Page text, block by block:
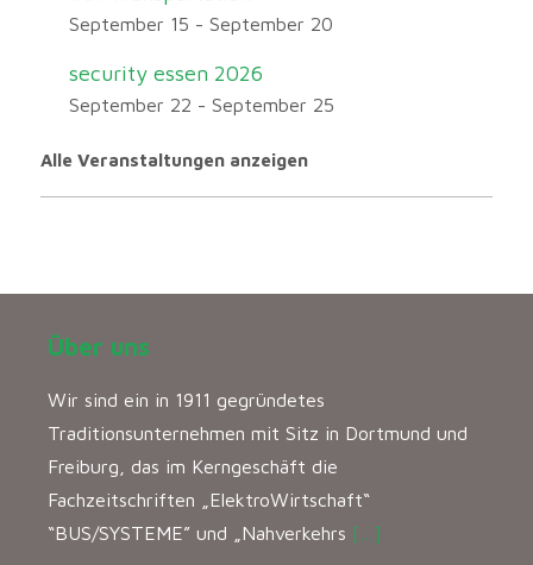
September 15 - September 20
security essen 2026
September 22 - September 25
Alle Veranstaltungen anzeigen
Über uns
Wir sind ein in 1911 gegründetes
Traditionsunternehmen mit Sitz in Dortmund und
Freiburg, das im Kerngeschäft die
Fachzeitschriften „ElektroWirtschaft“
“BUS/SYSTEME” und „Nahverkehrs […]